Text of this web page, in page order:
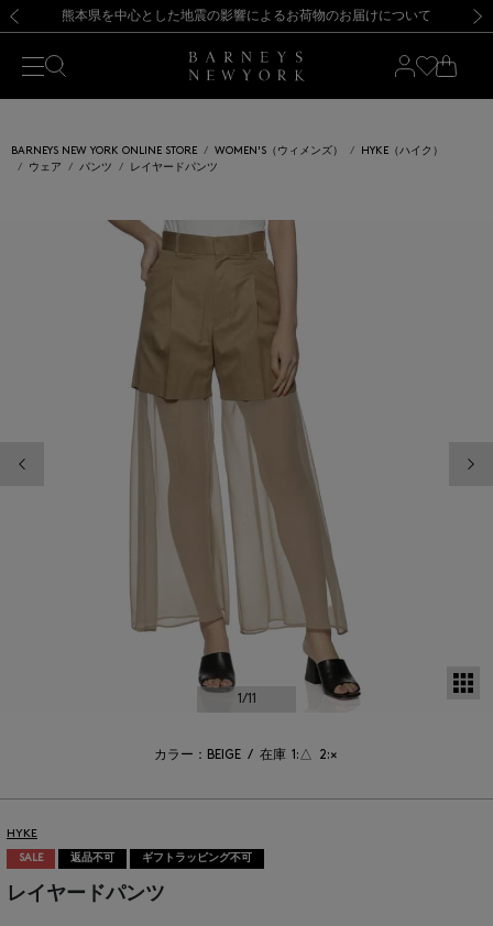
新規登録のお客様も対象！＜MY BARNEYS＞会員のお客様は11,000円（税込）以上のお買上げで常時送料無料！お買い物の際は会員登録を！
【夏季休業に伴う返品・交換承り一時停止のお知らせ】（2026.8.5）
熊本県を中心とした地震の影響によるお荷物のお届けについて
【開催中】SUMMER SALEのご案内・ご注意事項 新規登録のお客様も対象！＜MY BARNEYS＞会員のお客様は11,000円（税込）以上のお買上げで常時送料無料！お買い物の際は会員登録を！
【夏季休業に伴う返品・交換承り一時停止のお知らせ】（2026.8.5）
BARNEYS NEW YORK ONLINE STORE WOMEN'S（ウィメンズ）
HYKE（ハイク）
ウェア
パンツ レイヤードパンツ
1/11
カラー：BEIGE / 在庫 1:△ 2:×
HYKE
SALE 返品不可 ギフトラッピング不可
レイヤードパンツ